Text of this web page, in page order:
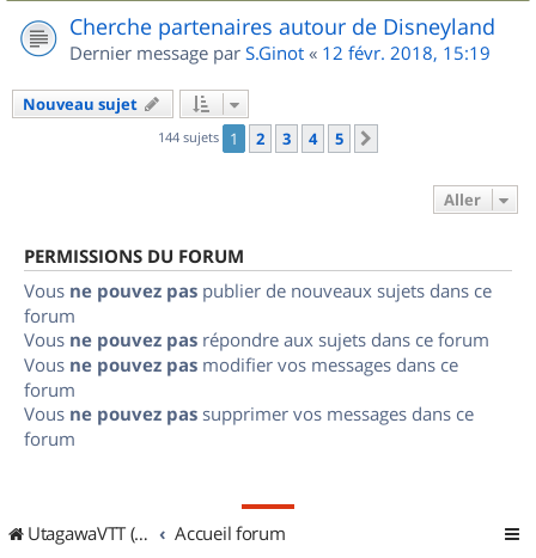
Cherche partenaires autour de Disneyland
Dernier message par S.Ginot « 12 févr. 2018, 15:19
Nouveau sujet
144 sujets 1 2 3 4 5
Aller
PERMISSIONS DU FORUM
Vous ne pouvez pas publier de nouveaux sujets dans ce
forum
Vous ne pouvez pas répondre aux sujets dans ce forum
Vous ne pouvez pas modifier vos messages dans ce
forum
Vous ne pouvez pas supprimer vos messages dans ce
forum
UtagawaVTT (Randos VTT et VTTAE avec traces GPS) Accueil forum